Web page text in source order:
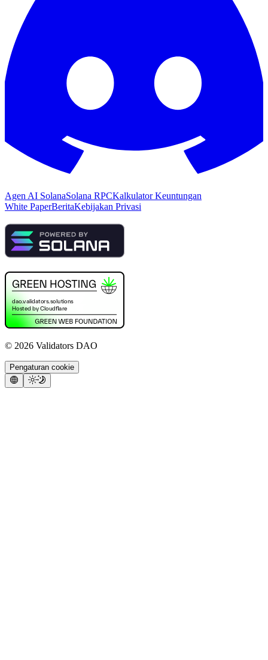
Agen AI SolanaSolana RPCKalkulator Keuntungan
White PaperBeritaKebijakan Privasi
© 2026 Validators DAO
Pengaturan cookie